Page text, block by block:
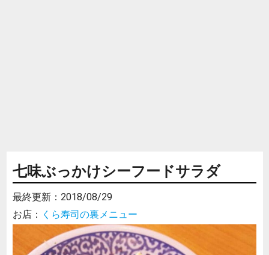
七味ぶっかけシーフードサラダ
最終更新： 2018/08/29
お店： くら寿司の裏メニュー